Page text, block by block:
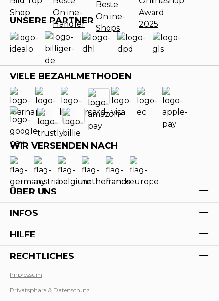
UNSERE PARTNER
VIELE BEZAHLMETHODEN
WIR VERSENDEN NACH
ÜBER UNS
INFOS
HILFE
RECHTLICHES
Impressum
Privatsphäre & Datenschutz